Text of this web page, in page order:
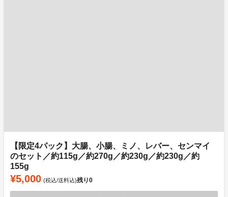
【限定4パック】大腸、小腸、ミノ、レバー、センマイ
のセット／約115g／約270g／約230g／約230g／約
155g
¥5,000 (税込/送料込)残り0